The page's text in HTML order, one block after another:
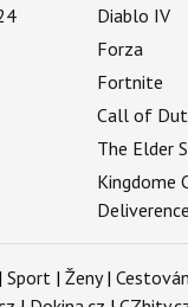
Diablo IV
Forza
Fortnite
Call of
The Elder
Kingdome
Deliverence
Sport | Ženy|